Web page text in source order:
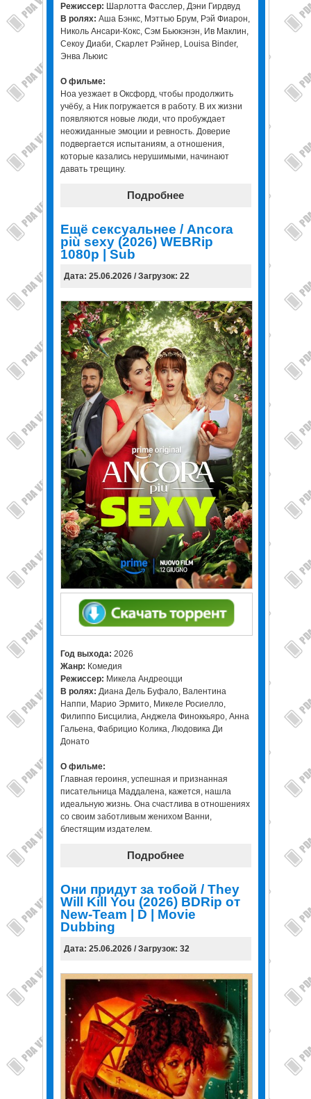
Режиссер: Шарлотта Фасслер, Дэни Гирдвуд
В ролях: Аша Бэнкс, Мэттью Брум, Рэй Фиарон,
Николь Ансари-Кокс, Сэм Бьюкэнэн, Ив Маклин,
Секоу Диаби, Скарлет Рэйнер, Louisa Binder,
Энва Льюис
О фильме:
Ноа уезжает в Оксфорд, чтобы продолжить
учёбу, а Ник погружается в работу. В их жизни
появляются новые люди, что пробуждает
неожиданные эмоции и ревность. Доверие
подвергается испытаниям, а отношения,
которые казались нерушимыми, начинают
давать трещину.
Подробнее
Ещё сексуальнее / Ancora
più sexy (2026) WEBRip
1080p | Sub
Дата: 25.06.2026 / Загрузок: 22
Год выхода: 2026
Жанр: Комедия
Режиссер: Микела Андреоцци
В ролях: Диана Дель Буфало, Валентина
Наппи, Марио Эрмито, Микеле Росиелло,
Филиппо Бисцилиа, Анджела Финоккьяро, Анна
Гальена, Фабрицио Колика, Людовика Ди
Донато
О фильме:
Главная героиня, успешная и признанная
писательница Маддалена, кажется, нашла
идеальную жизнь. Она счастлива в отношениях
со своим заботливым женихом Ванни,
блестящим издателем.
Подробнее
Они придут за тобой / They
Will Kill You (2026) BDRip от
New-Team | D | Movie
Dubbing
Дата: 25.06.2026 / Загрузок: 32